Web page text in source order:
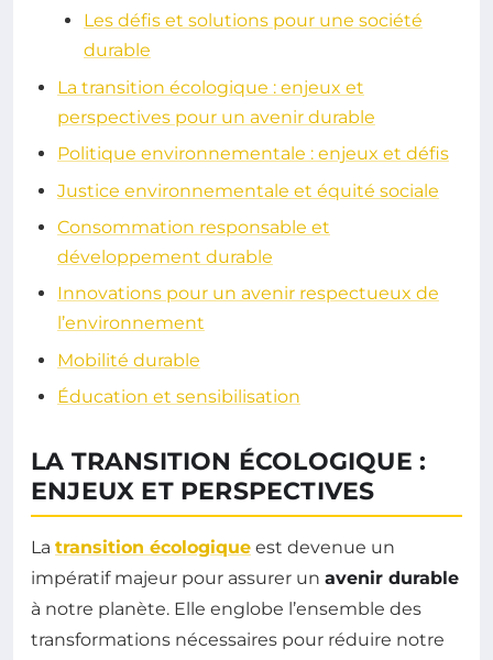
Les défis et solutions pour une société
durable
La transition écologique : enjeux et
perspectives pour un avenir durable
Politique environnementale : enjeux et défis
Justice environnementale et équité sociale
Consommation responsable et
développement durable
Innovations pour un avenir respectueux de
l’environnement
Mobilité durable
Éducation et sensibilisation
LA TRANSITION ÉCOLOGIQUE :
ENJEUX ET PERSPECTIVES
La transition écologique est devenue un
impératif majeur pour assurer un avenir durable
à notre planète. Elle englobe l’ensemble des
transformations nécessaires pour réduire notre